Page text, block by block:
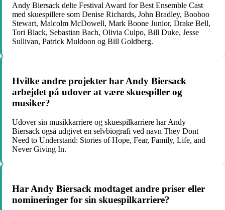
Andy Biersack delte Festival Award for Best Ensemble Cast
med skuespillere som Denise Richards, John Bradley, Booboo
Stewart, Malcolm McDowell, Mark Boone Junior, Drake Bell,
Tori Black, Sebastian Bach, Olivia Culpo, Bill Duke, Jesse
Sullivan, Patrick Muldoon og Bill Goldberg.
Hvilke andre projekter har Andy Biersack
arbejdet på udover at være skuespiller og
musiker?
Udover sin musikkarriere og skuespilkarriere har Andy
Biersack også udgivet en selvbiografi ved navn They Dont
Need to Understand: Stories of Hope, Fear, Family, Life, and
Never Giving In.
Har Andy Biersack modtaget andre priser eller
nomineringer for sin skuespilkarriere?